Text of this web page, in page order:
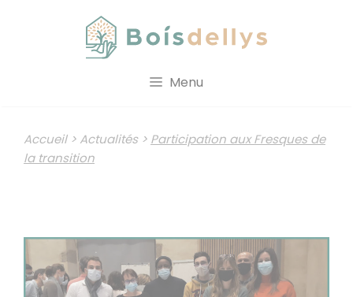
Menu
Accueil> Actualités> Participation aux Fresques de
la transition